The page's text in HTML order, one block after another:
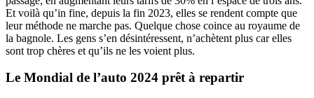
Et voilà qu’in fine, depuis la fin 2023, elles se rendent compte que
leur méthode ne marche pas. Quelque chose coince au royaume de
la bagnole. Les gens s’en désintéressent, n’achètent plus car elles
sont trop chères et qu’ils ne les voient plus.
Le Mondial de l’auto 2024 prêt à repartir